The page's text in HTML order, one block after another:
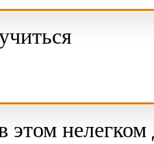
этом